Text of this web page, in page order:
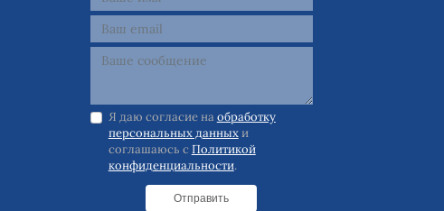
Я даю согласие наобработку
персональных данныхи
соглашаюсь сПолитикой
конфиденциальности.
Отправить